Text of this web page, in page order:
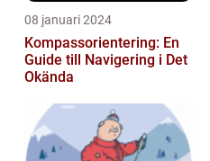
08 januari 2024
Kompassorientering: En
Guide till Navigering i Det
Okända